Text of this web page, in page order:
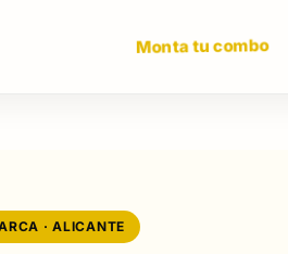
Monta tu combo
· ALICANTE